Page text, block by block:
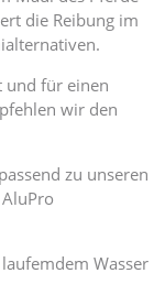
die Reibung im
und für einen
wir den
zu unseren
Wasser